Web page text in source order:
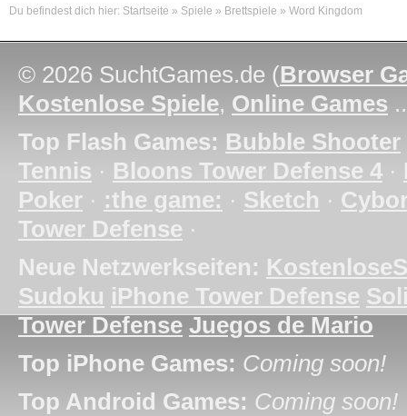
Du befindest dich hier: Startseite » Spiele » Brettspiele » Word Kingdom
© 2026 SuchtGames.de (Browser
Kostenlose Spiele, Online Games
Top Flash Games: Bubble Shooter
Tennis · Bloons Tower Defense 4 ·
Poker · :the game: · Sketch ·
Tower Defense ·
Neue Netzwerkseiten:
Sudoku iPhone Tower Defense
Tower Defense Juegos de Mario
Top iPhone Games: Coming soon!
Top Android Games: Coming soon!